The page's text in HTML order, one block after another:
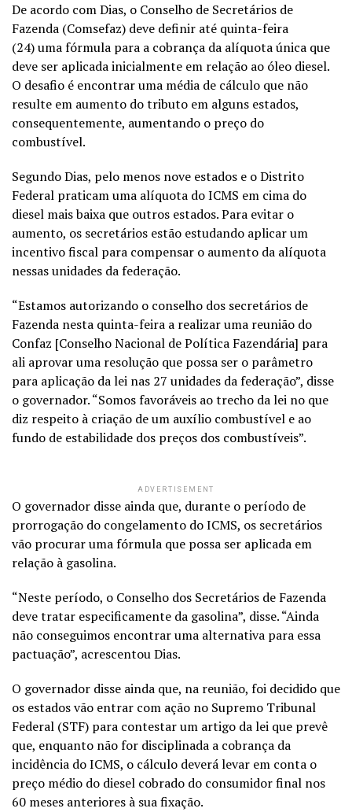
De acordo com Dias, o Conselho de Secretários de
Fazenda (Comsefaz) deve definir até quinta-feira
(24) uma fórmula para a cobrança da alíquota única que
deve ser aplicada inicialmente em relação ao óleo diesel.
O desafio é encontrar uma média de cálculo que não
resulte em aumento do tributo em alguns estados,
consequentemente, aumentando o preço do
combustível.
Segundo Dias, pelo menos nove estados e o Distrito
Federal praticam uma alíquota do ICMS em cima do
diesel mais baixa que outros estados. Para evitar o
aumento, os secretários estão estudando aplicar um
incentivo fiscal para compensar o aumento da alíquota
nessas unidades da federação.
“Estamos autorizando o conselho dos secretários de
Fazenda nesta quinta-feira a realizar uma reunião do
Confaz [Conselho Nacional de Política Fazendária] para
ali aprovar uma resolução que possa ser o parâmetro
para aplicação da lei nas 27 unidades da federação”, disse
o governador. “Somos favoráveis ao trecho da lei no que
diz respeito à criação de um auxílio combustível e ao
fundo de estabilidade dos preços dos combustíveis”.
ADVERTISEMENT
O governador disse ainda que, durante o período de
prorrogação do congelamento do ICMS, os secretários
vão procurar uma fórmula que possa ser aplicada em
relação à gasolina.
“Neste período, o Conselho dos Secretários de Fazenda
deve tratar especificamente da gasolina”, disse. “Ainda
não conseguimos encontrar uma alternativa para essa
pactuação”, acrescentou Dias.
O governador disse ainda que, na reunião, foi decidido que
os estados vão entrar com ação no Supremo Tribunal
Federal (STF) para contestar um artigo da lei que prevê
que, enquanto não for disciplinada a cobrança da
incidência do ICMS, o cálculo deverá levar em conta o
preço médio do diesel cobrado do consumidor final nos
60 meses anteriores à sua fixação.